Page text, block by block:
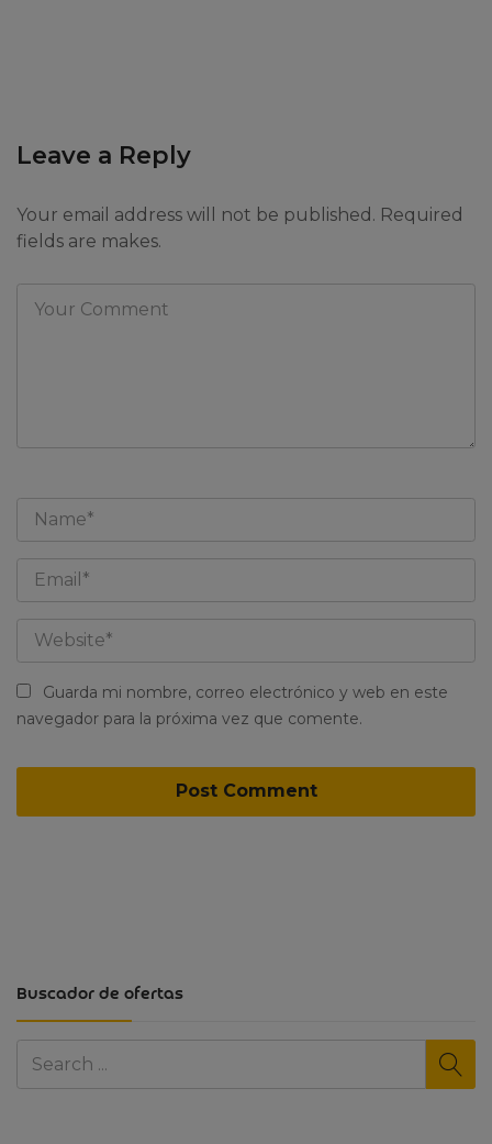
Buscador de ofertas
Leave a Reply
Your email address will not be published. Required
fields are makes.
Guarda mi nombre, correo electrónico y web en este
navegador para la próxima vez que comente.